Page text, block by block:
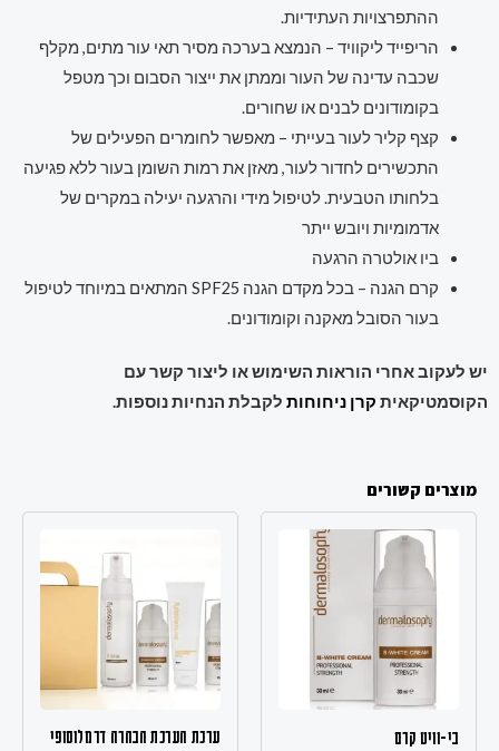
ההתפרצויות העתידיות.
הריפייד ליקוויד – הנמצא בערכה מסיר תאי עור מתים, מקלף
שכבה עדינה של העור וממתן את ייצור הסבום וכך מטפל
בקומודונים לבנים או שחורים.
קצף קליר לעור בעייתי – מאפשר לחומרים הפעילים של
התכשירים לחדור לעור, מאזן את רמות השומן בעור ללא פגיעה
בלחותו הטבעית. לטיפול מידי והרגעה יעילה במקרים של
אדמומיות ויובש ייתר
ביו אולטרה הרגעה
קרם הגנה – בכל מקדם הגנה SPF25 המתאים במיוחד לטיפול
בעור הסובל מאקנה וקומודונים.
יש לעקוב אחרי הוראות השימוש או ליצור קשר עם
הקוסמטיקאית קרן ניחוחות לקבלת הנחיות נוספות.
מוצרים קשורים
בי-וויט קרם
ערכת הערכת הבהרה דרמלוסופי